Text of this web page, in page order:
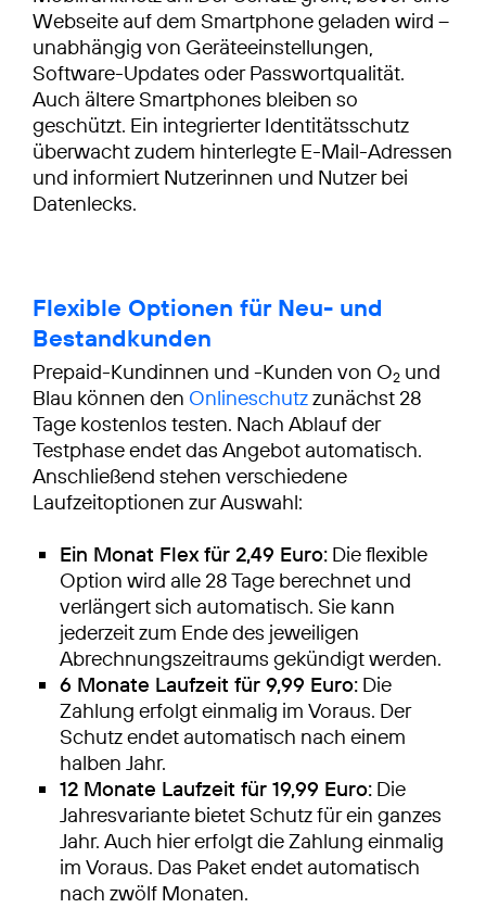
Webseite auf dem Smartphone geladen wird –
unabhängig von Geräteeinstellungen,
Software-Updates oder Passwortqualität.
Auch ältere Smartphones bleiben so
geschützt. Ein integrierter Identitätsschutz
überwacht zudem hinterlegte E-Mail-Adressen
und informiert Nutzerinnen und Nutzer bei
Datenlecks.
Flexible Optionen für Neu- und
Bestandkunden
Prepaid-Kundinnen und -Kunden von O2 und
Blau können den Onlineschutzzunächst 28
Tage kostenlos testen. Nach Ablauf der
Testphase endet das Angebot automatisch.
Anschließend stehen verschiedene
Laufzeitoptionen zur Auswahl:
Ein Monat Flex für 2,49 Euro: Die flexible
Option wird alle 28 Tage berechnet und
verlängert sich automatisch. Sie kann
jederzeit zum Ende des jeweiligen
Abrechnungszeitraums gekündigt werden.
6 Monate Laufzeit für 9,99 Euro: Die
Zahlung erfolgt einmalig im Voraus. Der
Schutz endet automatisch nach einem
halben Jahr.
12 Monate Laufzeit für 19,99 Euro: Die
Jahresvariante bietet Schutz für ein ganzes
Jahr. Auch hier erfolgt die Zahlung einmalig
im Voraus. Das Paket endet automatisch
nach zwölf Monaten.